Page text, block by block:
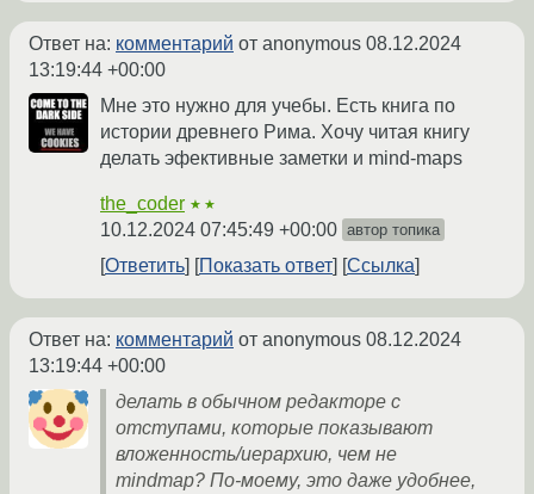
Ответ на: комментарий от anonymous 08.12.2024
13:19:44 +00:00
Мне это нужно для учебы. Есть книга по
истории древнего Рима. Хочу читая книгу
делать эфективные заметки и mind-maps
the_coder ★★
10.12.2024 07:45:49 +00:00 автор топика
Ответить Показать ответ Ссылка
Ответ на: комментарий от anonymous 08.12.2024
13:19:44 +00:00
делать в обычном редакторе с
отступами, которые показывают
вложенность/иерархию, чем не
mindmap? По-моему, это даже удобнее,